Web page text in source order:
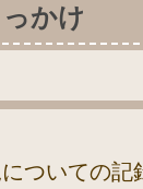
かけ
ついての記